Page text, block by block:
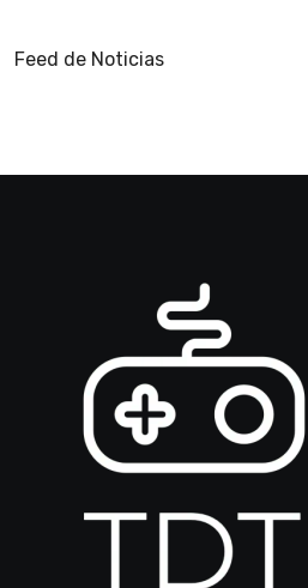
Feed de Noticias